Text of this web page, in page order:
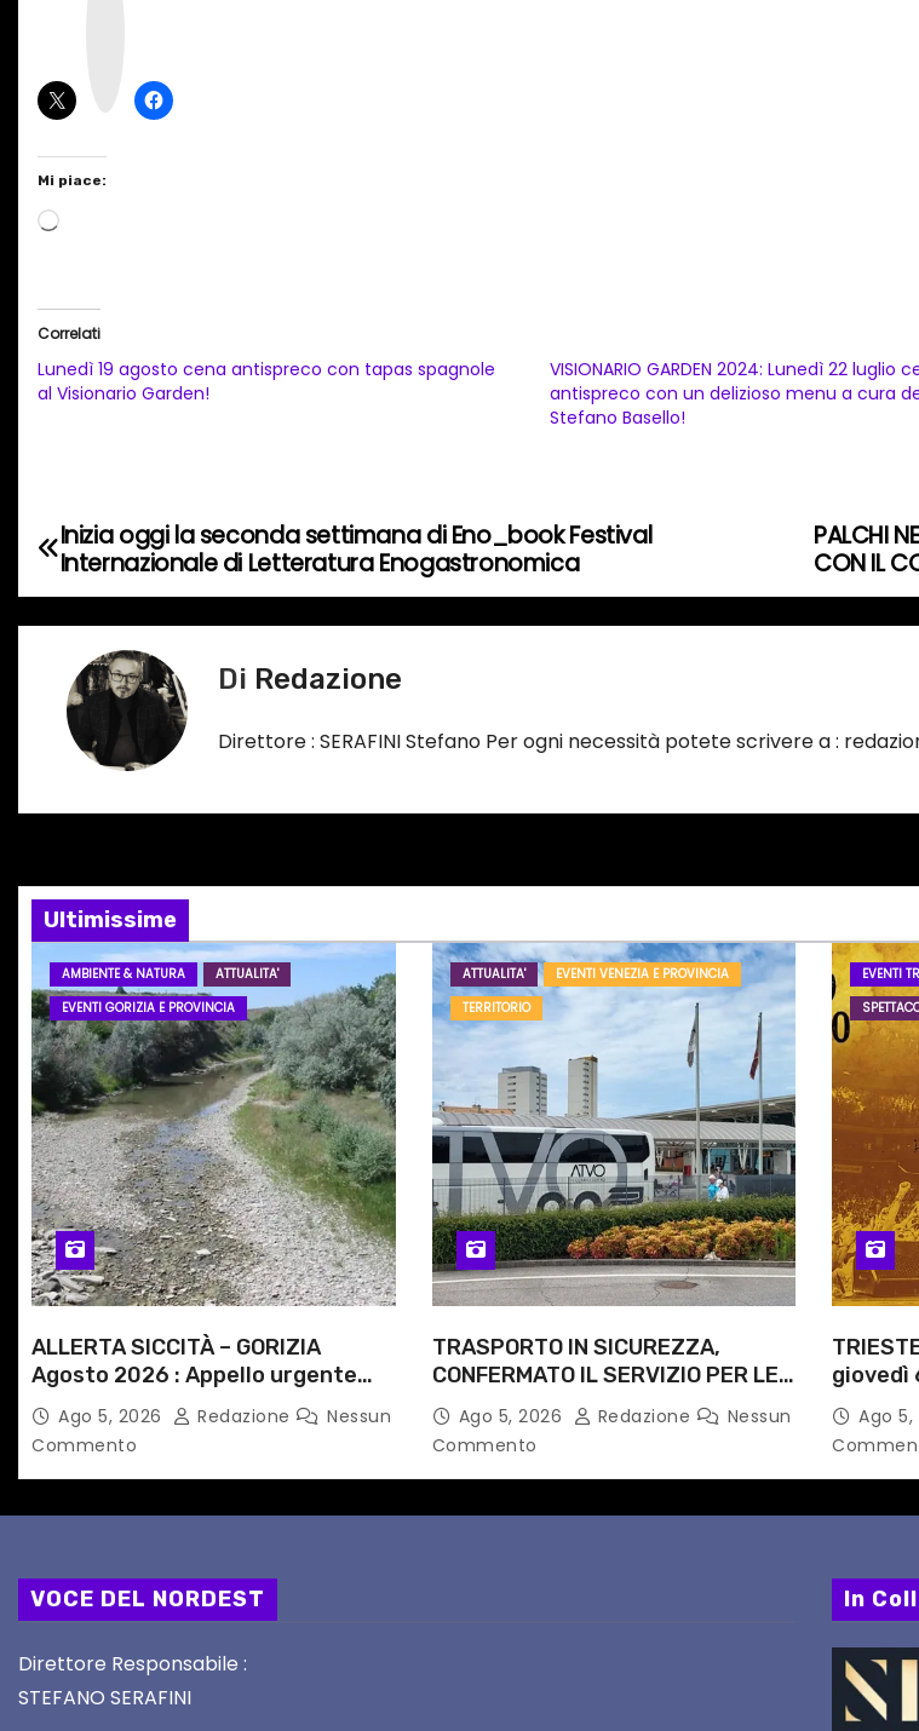
Mi piace:
C
a
t
o
i
n
o
Correlati
Lunedì 19 agosto cena antispreco con tapas spagnole
al Visionario Garden!
VISIONARIO GARDEN 2024: Lunedì 22 luglio
antispreco con un delizioso menu a cura
Stefano Basello!
N
a
i
o
n
e
a
r
t
i
c
o
l
i
PALCHI
CON IL
Inizia oggi la seconda settimana di Eno_book Festival
Internazionale di Letteratura Enogastronomica
Di Redazione
Direttore : SERAFINI Stefano Per ogni necessità potete scrivere a :
Ultimissime
AMBIENTE & NATURA
ATTUALITA'
EVENTI GORIZIA E PROVINCIA
ALLERTA SICCITÀ – GORIZIA
Agosto 2026 : Appello urgente
alle Autorità competenti
Ago 5, 2026 Redazione
Nessun
Commento
ATTUALITA'
EVENTI VENEZIA E PROVINCIA
TERRITORIO
TRASPORTO IN SICUREZZA,
CONFERMATO IL SERVIZIO PER LE
NOTTI DI AGOSTO: DEFINITI
PERCORSI, FERMATE E ORARIO
Ago 5, 2026 Redazione
Nessun
Commento
EVENTI
giovedì
festival
Ago 5,
VOCE DEL NORDEST
Direttore Responsabile :
STEFANO SERAFINI
In